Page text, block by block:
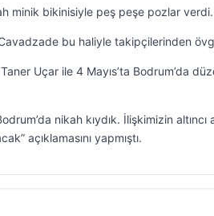
minik bikinisiyle peş peşe pozlar verdi.
bu haliyle takipçilerinden
Uçar ile 4 Mayıs’ta Bodrum’da
nikah kıydık. İlişkimizin altıncı
açıklamasını yapmıştı.